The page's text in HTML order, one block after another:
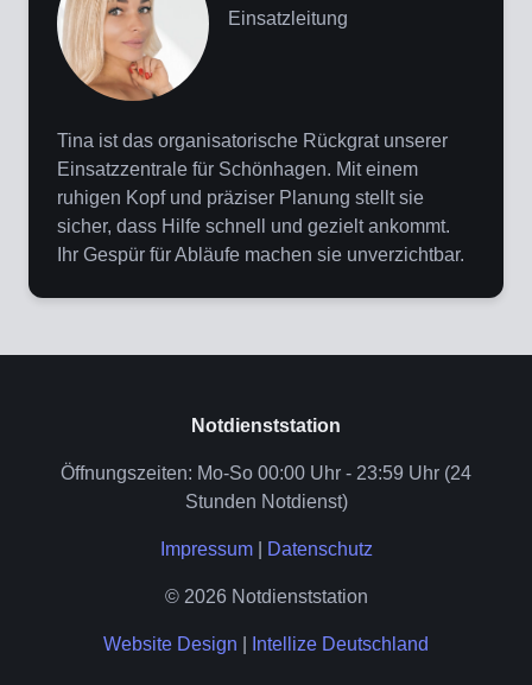
Einsatzleitung
Tina ist das organisatorische Rückgrat unserer
Einsatzzentrale für Schönhagen. Mit einem
ruhigen Kopf und präziser Planung stellt sie
sicher, dass Hilfe schnell und gezielt ankommt.
Ihr Gespür für Abläufe machen sie unverzichtbar.
Notdienststation
Öffnungszeiten: Mo-So 00:00 Uhr - 23:59 Uhr (24
Stunden Notdienst)
Impressum| Datenschutz
© 2026 Notdienststation
Website Design Intellize Deutschland